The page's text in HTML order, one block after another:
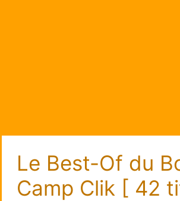
Le Best-Of du
Camp Clik [ 42